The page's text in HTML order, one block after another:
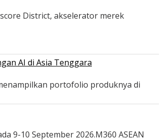
District, akselerator merek
AI di Asia Tenggara
portofolio produknya di
9-10 September 2026.M360 ASEAN